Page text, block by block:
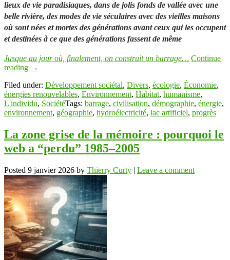
lieux de vie paradisiaques, dans de jolis fonds de vallée avec une
belle rivière, des modes de vie séculaires avec des vieilles maisons
où sont nées et mortes des générations avant ceux qui les occupent
et destinées à ce que des générations fassent de même
Jusque au jour où, finalement, on construit un barrage… Continue
reading →
Filed under: Développement sociétal, Divers, écologie, Économie,
énergies renouvelables, Environnement, Habitat, humanisme,
L'individu, SociétéTags: barrage, civilisation, démographie, énergie,
environnement, géographie, hydroélectricité, lac artificiel, progrès
La zone grise de la mémoire : pourquoi le
web a “perdu” 1985–2005
Posted 9 janvier 2026 by Thierry Curty | Leave a comment